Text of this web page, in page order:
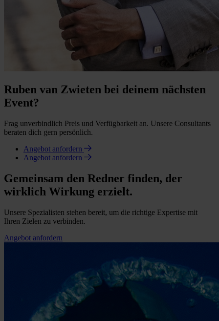
Ruben van Zwieten bei deinem nächsten
Event?
Frag unverbindlich Preis und Verfügbarkeit an. Unsere Consultants
beraten dich gern persönlich.
Angebot anfordern
Angebot anfordern
Gemeinsam den Redner finden, der
wirklich Wirkung erzielt.
Unsere Spezialisten stehen bereit, um die richtige Expertise mit
Ihren Zielen zu verbinden.
Angebot anfordern